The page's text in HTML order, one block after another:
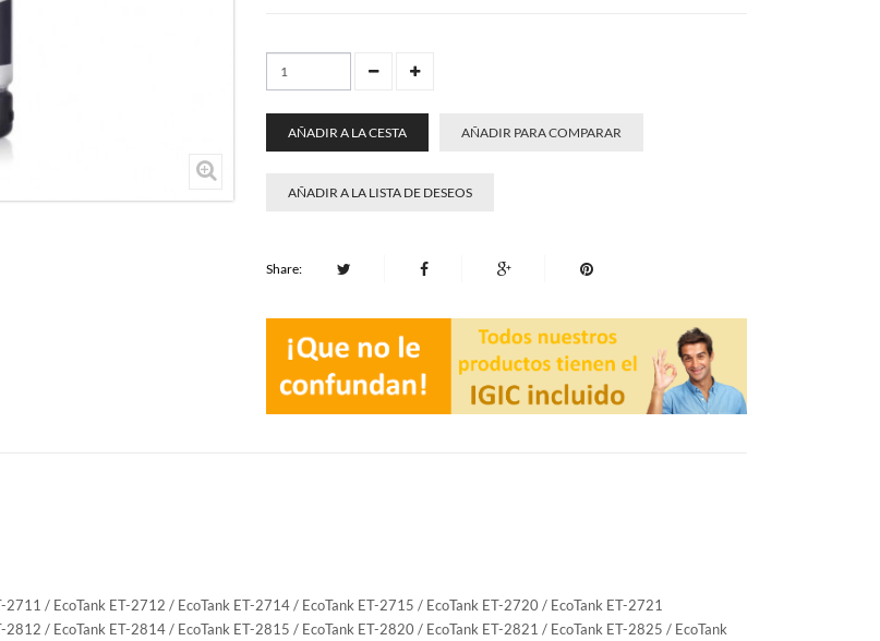
AÑADIR A LA CESTA AÑADIR PARA COMPARAR
AÑADIR A LA LISTA DE DESEOS
Share:
/ EcoTank ET-2712 / EcoTank ET-2714 / EcoTank ET-2715 / EcoTank ET-2720 / EcoTank ET-2721
/ EcoTank ET-2814 / EcoTank ET-2815 / EcoTank ET-2820 / EcoTank ET-2821 / EcoTank ET-2825 / EcoTank